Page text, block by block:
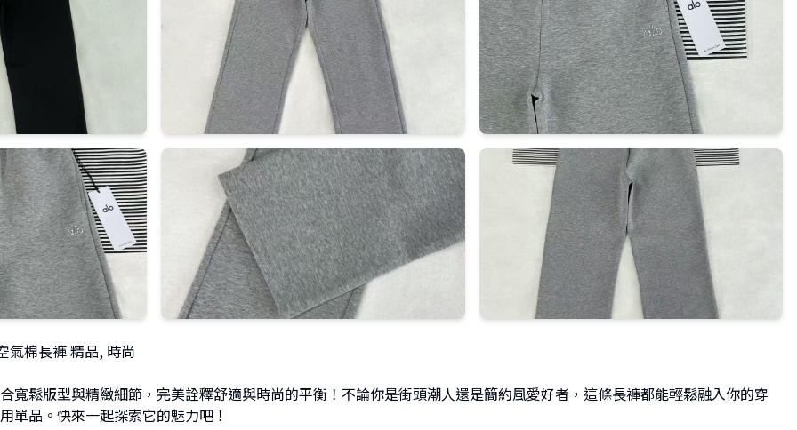
氣棉長褲 精品, 時尚
寬鬆版型與精緻細節，完美詮釋舒適與時尚的平衡！不論你是街頭潮人還是簡約風愛好者，這條長褲都能輕鬆融入你的穿
單品。快來一起探索它的魅力吧！